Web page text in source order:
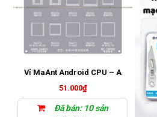
Vỉ MaAnt Android CPU – A
51.000₫
Đã bán: 10 sản